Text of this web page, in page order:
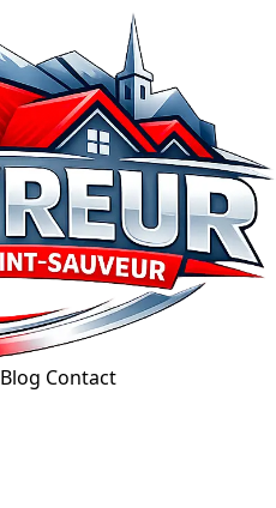
Blog Contact